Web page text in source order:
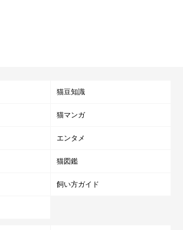
猫豆知識
猫マンガ
エンタメ
猫図鑑
飼い方ガイド